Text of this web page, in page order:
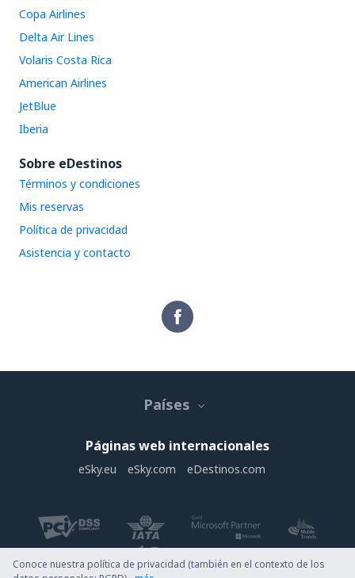
Copa Airlines
Delta Air Lines
Volaris Costa Rica
American Airlines
JetBlue
Iberia
Sobre eDestinos
Términos y condiciones
Mis reservas
Política de privacidad
Asistencia y contacto
Países
Páginas web internacionales
eSky.eu eSky.com eDestinos.com
Conoce nuestra política de privacidad (también en el contexto de los